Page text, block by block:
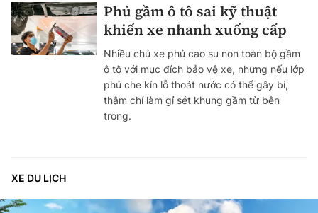
Phủ gầm ô tô sai kỹ thuật
khiến xe nhanh xuống cấp
Nhiều chủ xe phủ cao su non toàn bộ gầm
ô tô với mục đích bảo vệ xe, nhưng nếu lớp
phủ che kín lỗ thoát nước có thể gây bí,
thậm chí làm gỉ sét khung gầm từ bên
trong.
XE DU LỊCH